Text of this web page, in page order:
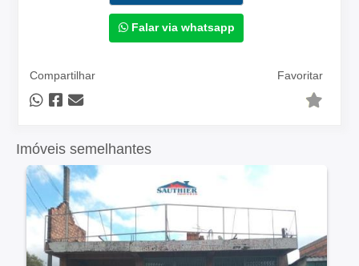
Falar via whatsapp
Compartilhar Favoritar
Imóveis semelhantes